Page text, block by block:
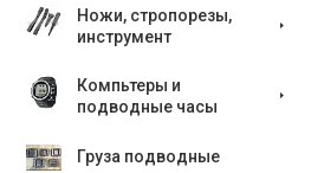
Ножи, стропорезы,
инструмент
Компьтеры и
подводные часы
Груза подводные